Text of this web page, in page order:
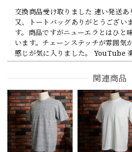
交換商品受け取りました 速い発送
又、トートバッグありがとうござい
す。商品ですがニューエラとはひと
います。チェーンステッチが雰囲気
感じが気に入りました。 YouTube
GREEN
2026/07/17
関連商品